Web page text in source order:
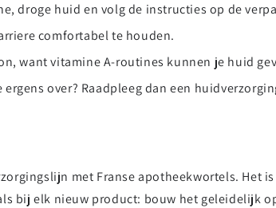
droge huid en volg de instructies op de
comfortabel te houden.
want vitamine A-routines kunnen je huid
over? Raadpleeg dan een
met Franse apotheekwortels. Het
bij elk nieuw product: bouw het geleidelijk